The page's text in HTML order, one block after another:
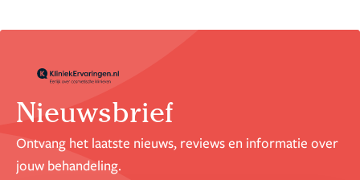
Nieuwsbrief
Ontvang het laatste nieuws, reviews en informatie over
jouw behandeling.